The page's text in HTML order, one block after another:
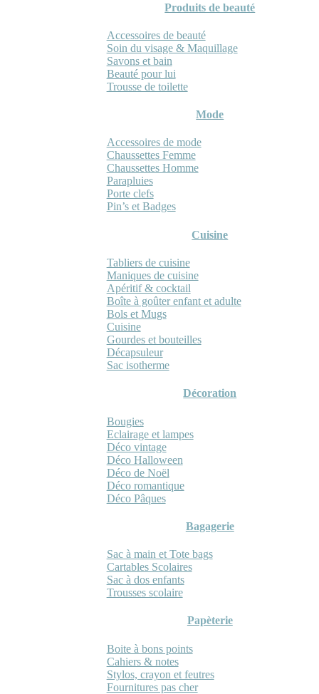
Produits de beauté
Accessoires de beauté
Soin du visage & Maquillage
Savons et bain
Beauté pour lui
Trousse de toilette
Mode
Accessoires de mode
Chaussettes Femme
Chaussettes Homme
Parapluies
Porte clefs
Pin’s et Badges
Cuisine
Tabliers de cuisine
Maniques de cuisine
Apéritif & cocktail
Boîte à goûter enfant et adulte
Bols et Mugs
Cuisine
Gourdes et bouteilles
Décapsuleur
Sac isotherme
Décoration
Bougies
Eclairage et lampes
Déco vintage
Déco Halloween
Déco de Noël
Déco romantique
Déco Pâques
Bagagerie
Sac à main et Tote bags
Cartables Scolaires
Sac à dos enfants
Trousses scolaire
Papèterie
Boite à bons points
Cahiers & notes
Stylos, crayon et feutres
Fournitures pas cher